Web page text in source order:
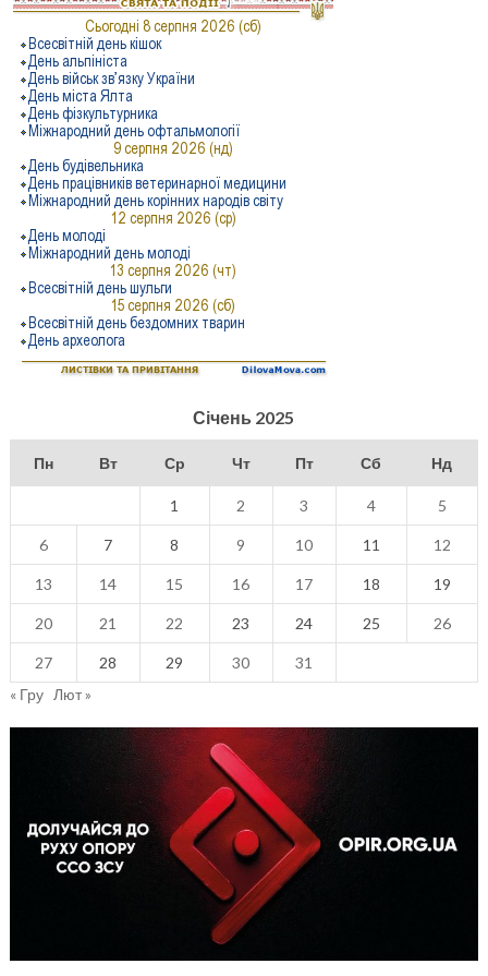
Січень 2025
Пн Вт Ср Чт Пт Сб Нд
1 2 3 4 5
6 7 8 9 10 11 12
13 14 15 16 17 18 19
20 21 22 23 24 25 26
27 28 29 30
31
« Гру Лют »